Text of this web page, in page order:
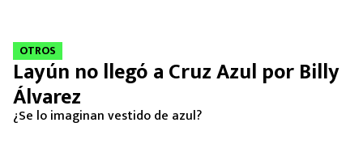
OTROS
Layún no llegó a Cruz Azul por Billy
Álvarez
¿Se lo imaginan vestido de azul?